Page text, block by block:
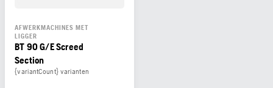
AFWERKMACHINES MET
LIGGER
BT 90 G/E Screed
Section
{variantCount} varianten